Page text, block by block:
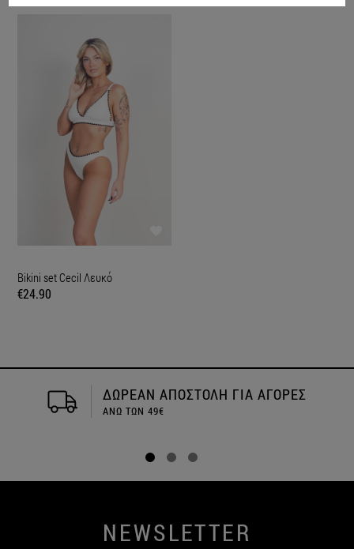
Bikini set Cecil Λευκό
€24.90
ΔΩΡΕΑΝ ΑΠΟΣΤΟΛΗ ΓΙΑ ΑΓΟΡΕΣ
ΑΝΩ ΤΩΝ 49€
NEWSLETTER